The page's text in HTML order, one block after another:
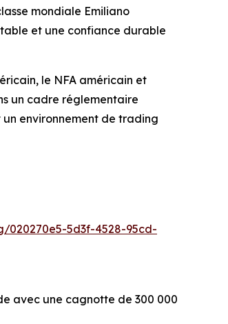
mondiale Emiliano
et une confiance durable
le NFA américain et
un cadre réglementaire
environnement de trading
020270e5-5d3f-4528-95cd-
avec une cagnotte de 300 000